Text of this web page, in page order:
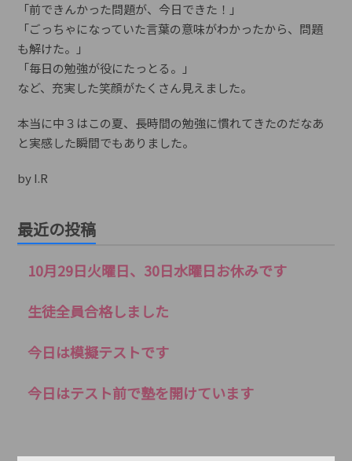
「前できんかった問題が、今日できた！」
「ごっちゃになっていた言葉の意味がわかったから、問題
も解けた。」
「毎日の勉強が役にたっとる。」
など、充実した笑顔がたくさん見えました。
本当に中３はこの夏、長時間の勉強に慣れてきたのだなあ
と実感した瞬間でもありました。
by I.R
最近の投稿
10月29日火曜日、30日水曜日お休みです
生徒全員合格しました
今日は模擬テストです
今日はテスト前で塾を開けています